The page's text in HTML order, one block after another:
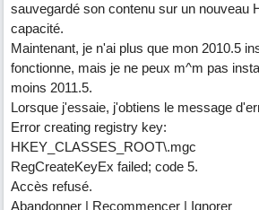
sauvegardé son contenu sur un nouveau
capacité.
Maintenant, je n'ai plus que mon 2010.5
fonctionne, mais je ne peux m^m pas
moins 2011.5.
Lorsque j'essaie, j'obtiens le message
Error creating registry key:
HKEY_CLASSES_ROOT\.mgc
RegCreateKeyEx failed; code 5.
Accès refusé.
Abandonner | Recommencer | Ignorer